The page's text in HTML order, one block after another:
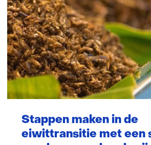
Stappen maken in de
eiwittransitie met een